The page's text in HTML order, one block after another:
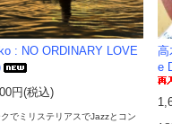
: NO ORDINARY LOVE
円(税込)
クでミリステリアスでJazzとコン
高
e